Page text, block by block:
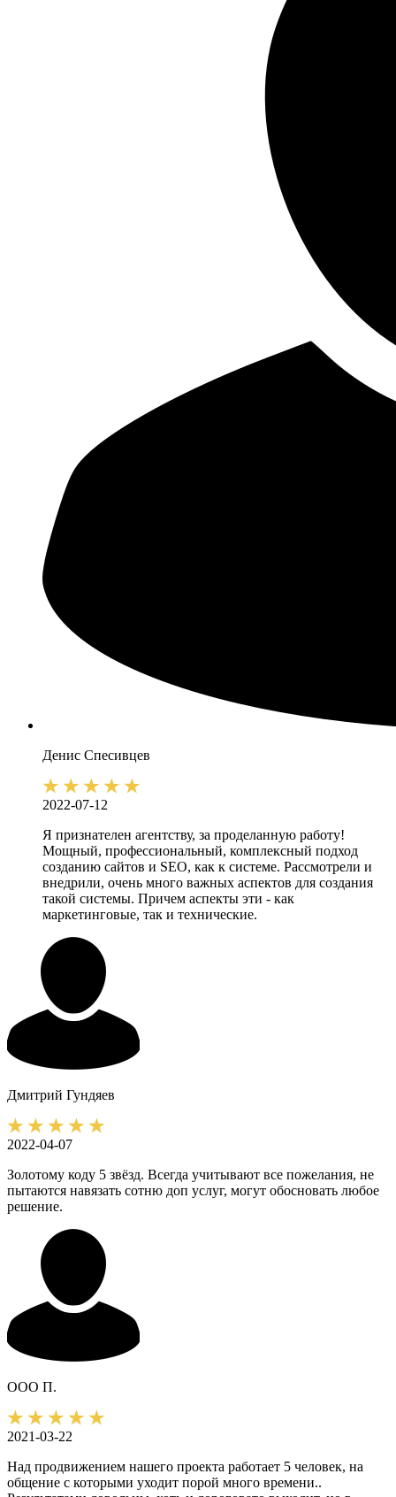
Денис Спесивцев
2022-07-12
Я признателен агентству, за проделанную работу!
Мощный, профессиональный, комплексный подход
созданию сайтов и SEO, как к системе. Рассмотрели и
внедрили, очень много важных аспектов для создания
такой системы. Причем аспекты эти - как
маркетинговые, так и технические.
Дмитрий Гундяев
2022-04-07
Золотому коду 5 звёзд. Всегда учитывают все пожелания, не
пытаются навязать сотню доп услуг, могут обосновать любое
решение.
ООО П.
2021-03-22
Над продвижением нашего проекта работает 5 человек, на
общение с которыми уходит порой много времени..